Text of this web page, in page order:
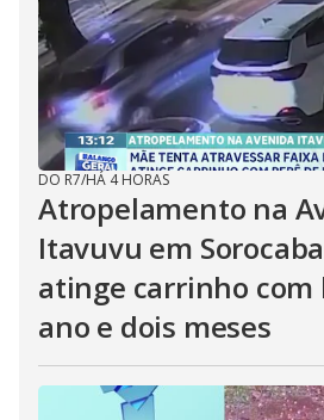
DO R7/HÁ 4 HORAS
Atropelamento na
Itavuvu em
atinge carrinho com
ano e dois meses